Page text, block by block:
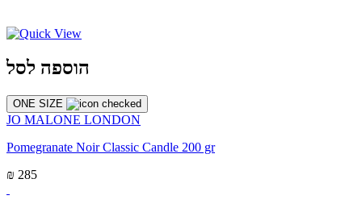
הוספה לסל
ONE SIZE
JO MALONE LONDON
Pomegranate Noir Classic Candle 200 gr
₪ 285